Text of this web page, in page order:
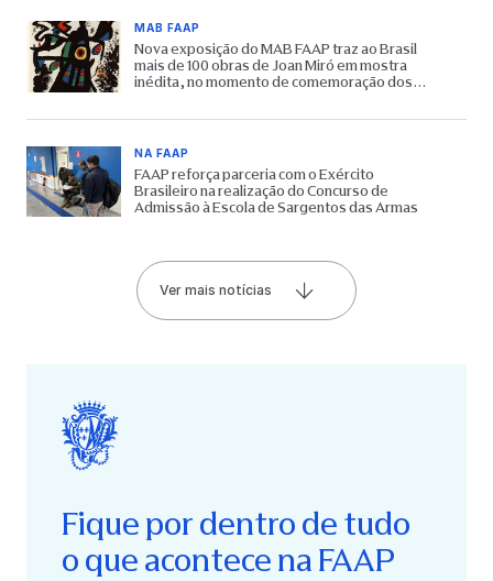
MAB FAAP
Nova exposição do MAB FAAP traz ao Brasil
mais de 100 obras de Joan Miró em mostra
inédita, no momento de comemoração dos
NA FAAP
FAAP reforça parceria com o Exército
Brasileiro na realização do Concurso de
Admissão à Escola de Sargentos das Armas
Ver mais notícias
Fique por dentro de tudo
o que acontece na FAAP